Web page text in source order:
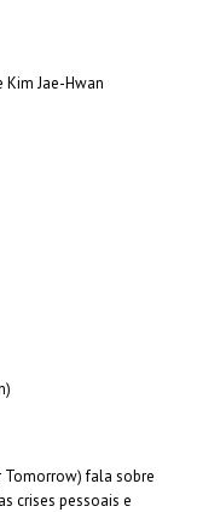
Kim Jae-Hwan
Tomorrow) fala sobre
crises pessoais e